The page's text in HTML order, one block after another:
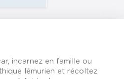
incarnez en famille ou
lémurien et récoltez